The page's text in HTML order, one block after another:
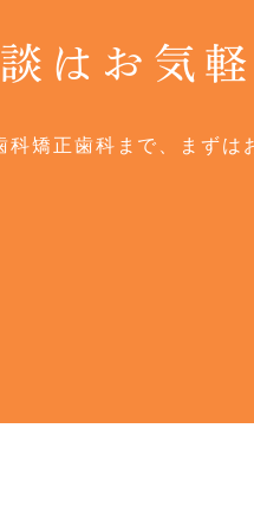
はお気軽
矯正歯科まで、まずは